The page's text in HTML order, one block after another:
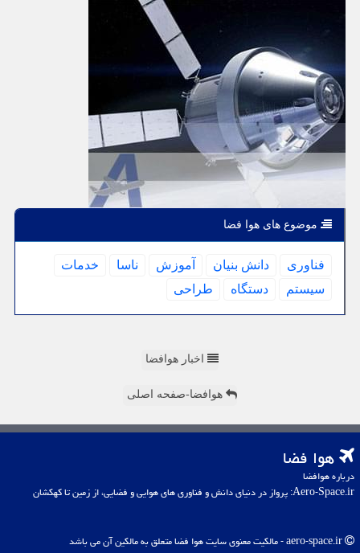
موضوع های هوا فضا
فناوری دانش بنیان آموزش ناسا
خدمات
سیستم
دستگاه طراحی
اخبار هوافضا
هوافضا-صفحه اصلی
هوا فضا
درباره هوافضا
Aero-Space.ir: پرواز در دنیای دانش و فناوری های هوایی و فضایی، از زمین تا کهکشان